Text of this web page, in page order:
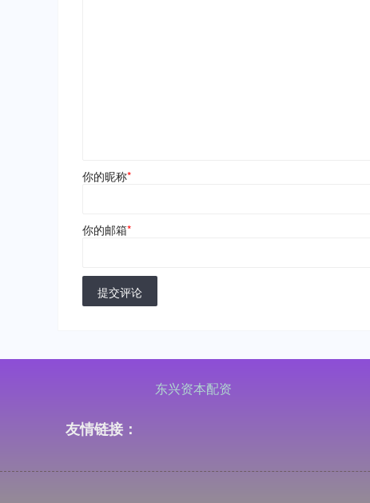
你的昵称*
你的邮箱*
提交评论
东兴资本配资
友情链接：